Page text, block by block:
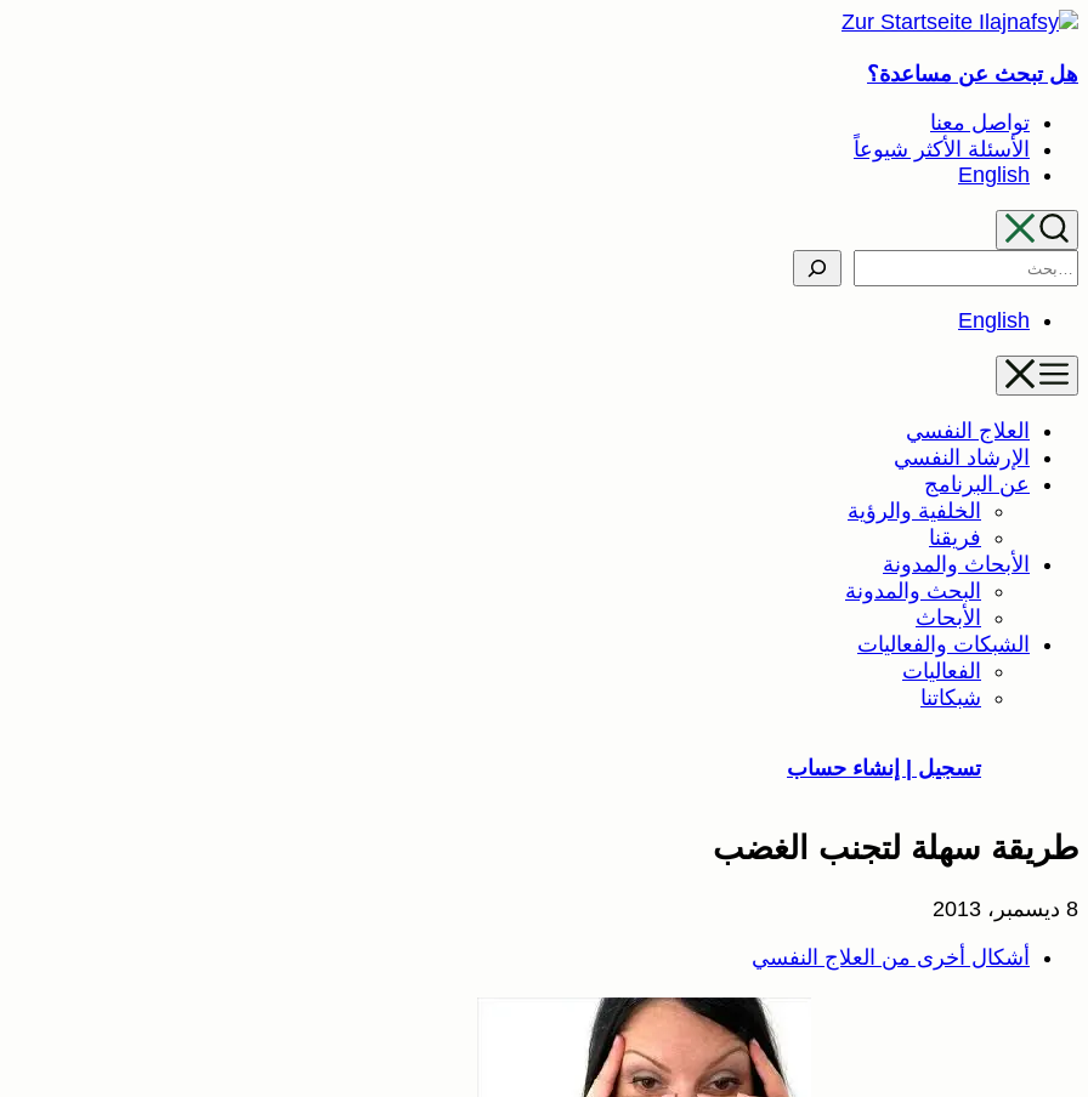
تخطى
المحتوى
هل تبحث عن مساعدة؟
تواصل معنا
الأسئلة الأكثر شيوعاً
English
Search
English
العلاج النفسي
الإرشاد النفسي
عن البرنامج
الخلفية والرؤية
فريقنا
الأبحاث والمدونة
البحث والمدونة
الأبحاث
الشبكات والفعاليات
الفعاليات
شبكاتنا
تسجيل | إنشاء حساب
طريقة سهلة لتجنب الغضب
8 ديسمبر، 2013
أشكال أخرى من العلاج النفسي